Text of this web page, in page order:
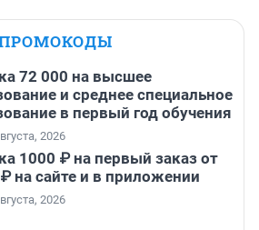
72 000 на высшее
и среднее специальное
в первый год обучения
2026
1000 ₽ на первый заказ от
на сайте и в приложении
2026